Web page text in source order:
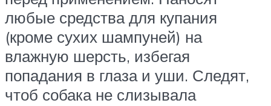
любые средства для купания
(кроме сухих шампуней) на
влажную шерсть, избегая
попадания в глаза и уши. Следят,
чтоб собака не слизывала